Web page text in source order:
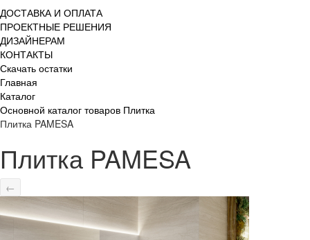
ДОСТАВКА И ОПЛАТА
ПРОЕКТНЫЕ РЕШЕНИЯ
ДИЗАЙНЕРАМ
КОНТАКТЫ
Скачать остатки
Главная
Каталог
Основной каталог товаров Плитка
Плитка PAMESA
Плитка PAMESA
←